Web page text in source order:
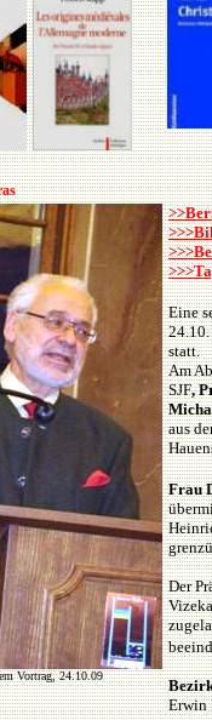
Vortrag, 24.10.09
Eine
statt.
Am
SJF,
aus
Frau
Der
Erwin